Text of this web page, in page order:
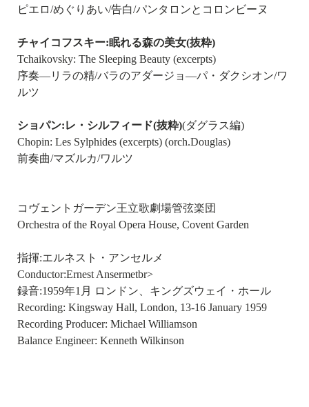
ピエロ/めぐりあい/告白/パンタロンとコロンビーヌ
チャイコフスキー:眠れる森の美女(抜粋)
Tchaikovsky: The Sleeping Beauty (excerpts)
序奏―リラの精/バラのアダージョ―パ・ダクシオン/ワ
ルツ
ショパン:レ・シルフィード(抜粋)(ダグラス編)
Chopin: Les Sylphides (excerpts) (orch.Douglas)
前奏曲/マズルカ/ワルツ
コヴェントガーデン王立歌劇場管弦楽団
Orchestra of the Royal Opera House, Covent Garden
指揮:エルネスト・アンセルメ
Conductor:Ernest Ansermetbr>
録音:1959年1月 ロンドン、キングズウェイ・ホール
Recording: Kingsway Hall, London, 13-16 January 1959
Recording Producer: Michael Williamson
Balance Engineer: Kenneth Wilkinson